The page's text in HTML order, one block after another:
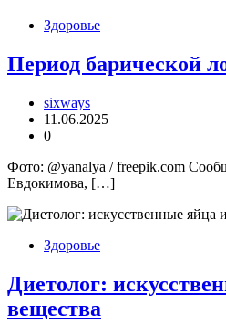
Здоровье
Период барической
sixways
11.06.2025
0
Фото: @yanalya / freepik.com
Евдокимова, […]
Здоровье
Диетолог:
вещества